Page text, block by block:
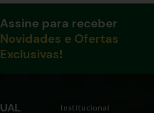
Assine para receber
Novidades e Ofertas
Exclusivas!
Institucional